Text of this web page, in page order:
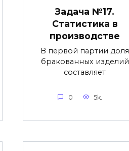
Задача №17.
Статистика в
производстве
В первой партии доля
бракованных изделий
составляет
0 5k.